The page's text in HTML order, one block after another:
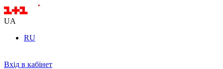
UA
RU
Вхід в кабінет